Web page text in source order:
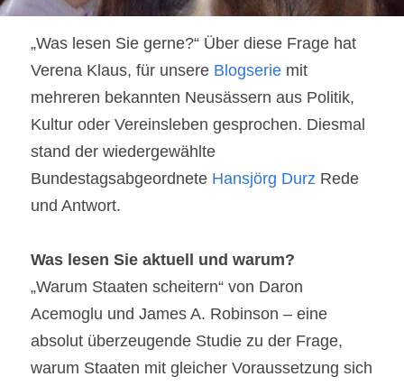
„Was lesen Sie gerne?“ Über diese Frage hat
Verena Klaus, für unsere Blogserie mit
mehreren bekannten Neusässern aus Politik,
Kultur oder Vereinsleben gesprochen. Diesmal
stand der wiedergewählte
Bundestagsabgeordnete Hansjörg Durz Rede
und Antwort.
Was lesen Sie aktuell und warum?
„Warum Staaten scheitern“ von Daron
Acemoglu und James A. Robinson – eine
absolut überzeugende Studie zu der Frage,
warum Staaten mit gleicher Voraussetzung sich